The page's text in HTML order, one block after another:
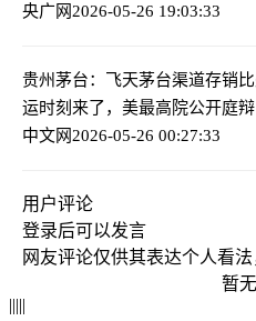
央广网2026-05-26 19:03:33
贵州茅台：飞天茅台渠道存销
运时刻来了，美最高院公开庭
中文网2026-05-26 00:27:33
用户评论
登录后可以发言
网友评论仅供其表达个人看
暂
|||||